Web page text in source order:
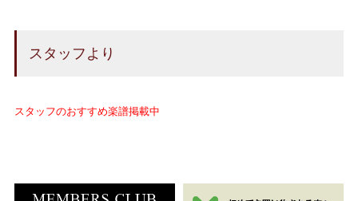
スタッフより
スタッフのおすすめ楽譜掲載中